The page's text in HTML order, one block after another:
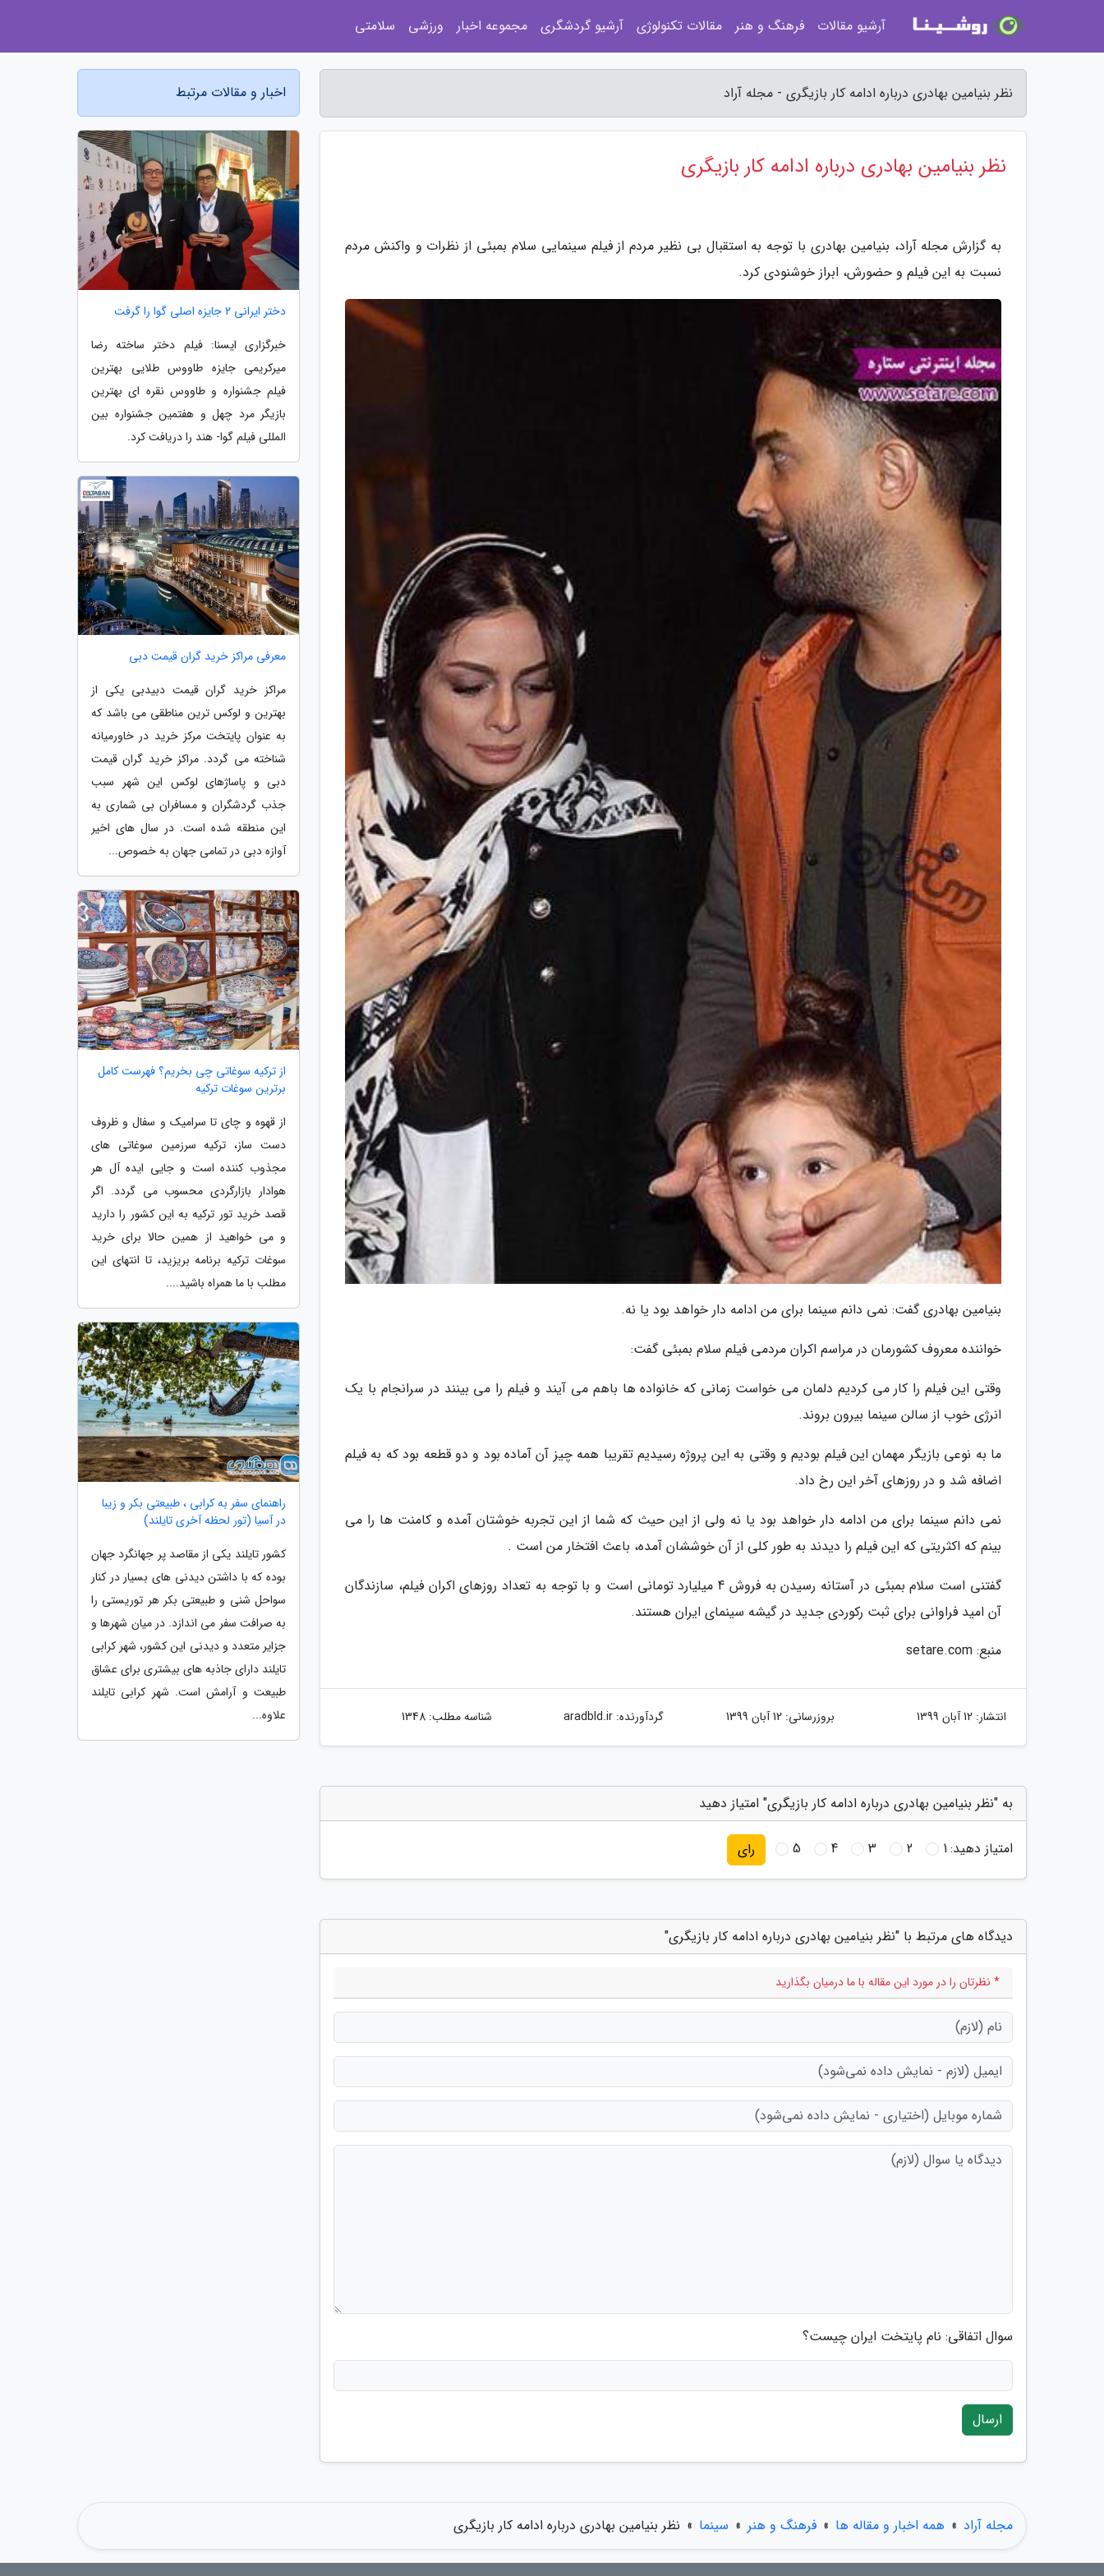
نظر بنیامین بهادری درباره ادامه کار بازیگری - مجله آراد
نظر بنیامین بهادری درباره ادامه کار بازیگری
به گزارش مجله آراد، بنیامین بهادری با توجه به استقبال بی نظیر مردم از فیلم سینمایی سلام بمبئی از نظرات و واکنش مردم
نسبت به این فیلم و حضورش، ابراز خوشنودی کرد.
بنیامین بهادری گفت: نمی دانم سینما برای من ادامه دار خواهد بود یا نه.
خواننده معروف کشورمان در مراسم اکران مردمى فیلم سلام بمبئى گفت:
وقتی این فیلم را کار می کردیم دلمان می خواست زمانی که خانواده ها باهم می آیند و فیلم را می بینند در سرانجام با یک
انرژی خوب از سالن سینما بیرون بروند.
ما به نوعی بازیگر مهمان این فیلم بودیم و وقتی به این پروژه رسیدیم تقریبا همه چیز آن آماده بود و دو قطعه بود که به فیلم
اضافه شد و در روزهای آخر این رخ داد.
نمی دانم سینما برای من ادامه دار خواهد بود یا نه ولی از این حیث که شما از این تجربه خوشتان آمده و کامنت ها را می
بینم که اکثریتی که این فیلم را دیدند به طور کلی از آن خوششان آمده، باعث افتخار من است .
گفتنی است سلام بمبئی در آستانه رسیدن به فروش 4 میلیارد تومانی است و با توجه به تعداد روزهای اکران فیلم، سازندگان
آن امید فراوانی برای ثبت رکوردی جدید در گیشه سینمای ایران هستند.
منبع: setare.com
انتشار: 12 آبان 1399 بروزرسانی: 12 آبان 1399 گردآورنده:aradbld.ir شناسه مطلب: 1348
به "نظر بنیامین بهادری درباره ادامه کار بازیگری" امتیاز دهید
امتیاز دهید:1
2
3
4
5 رای
دیدگاه های مرتبط با "نظر بنیامین بهادری درباره ادامه کار بازیگری"
* نظرتان را در مورد این مقاله با ما درمیان بگذارید
سوال اتفاقی: نام پایتخت ایران چیست؟
ارسال
اخبار و مقالات مرتبط
دختر ایرانی 2 جایزه اصلی گوا را گرفت
خبرگزاری ایسنا: فیلم دختر ساخته رضا
میرکریمی جایزه طاووس طلایی بهترین
فیلم جشنواره و طاووس نقره ای بهترین
بازیگر مرد چهل و هفتمین جشنواره بین
المللی فیلم گوا- هند را دریافت کرد.
معرفی مراکز خرید گران قیمت دبی
مراکز خرید گران قیمت دبیدبی یکی از
بهترین و لوکس ترین مناطقی می باشد که
به عنوان پایتخت مرکز خرید در خاورمیانه
شناخته می گردد. مراکز خرید گران قیمت
دبی و پاساژهای لوکس این شهر سبب
جذب گردشگران و مسافران بی شماری به
این منطقه شده است. در سال های اخیر
آوازه دبی در تمامی جهان به خصوص...
از ترکیه سوغاتی چی بخریم؟ فهرست کامل
برترین سوغات ترکیه
از قهوه و چای تا سرامیک و سفال و ظروف
دست ساز، ترکیه سرزمین سوغاتی های
مجذوب کننده است و جایی ایده آل هر
هوادار بازارگردی محسوب می گردد. اگر
قصد خرید تور ترکیه به این کشور را دارید
و می خواهید از همین حالا برای خرید
سوغات ترکیه برنامه بریزید، تا انتهای این
مطلب با ما همراه باشید....
راهنمای سفر به کرابی ، طبیعتی بکر و زیبا
در آسیا (تور لحظه آخری تایلند)
کشور تایلند یکی از مقاصد پر جهانگرد جهان
بوده که با داشتن دیدنی های بسیار در کنار
سواحل شنی و طبیعتی بکر هر توریستی را
به صرافت سفر می اندازد. در میان شهرها و
جزایر متعدد و دیدنی این کشور، شهر کرابی
تایلند دارای جاذبه های بیشتری برای عشاق
طبیعت و آرامش است. شهر کرابی تایلند
علاوه...
مجله آراد » همه اخبار و مقاله ها » فرهنگ و هنر » سینما » نظر بنیامین بهادری درباره ادامه کار بازیگری
آرشیو مقالات فرهنگ و هنر مقالات تکنولوژی آرشیو گردشگری مجموعه اخبار ورزشی سلامتی